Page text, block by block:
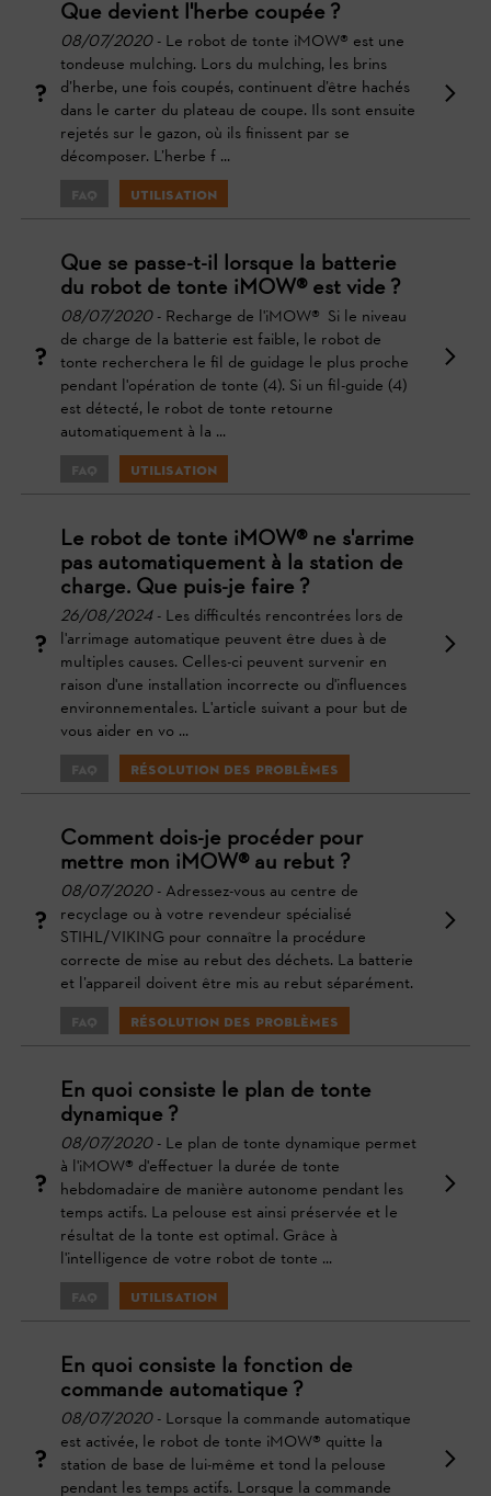
Que devient l'herbe coupée ?
08/07/2020- Le robot de tonte iMOW® est une
tondeuse mulching. Lors du mulching, les brins
d’herbe, une fois coupés, continuent d’être hachés
dans le carter du plateau de coupe. Ils sont ensuite
rejetés sur le gazon, où ils finissent par se
décomposer. L’herbe f ...
FAQ Utilisation
Que se passe-t-il lorsque la batterie
du robot de tonte iMOW® est vide ?
08/07/2020- Recharge de l'iMOW® Si le niveau
de charge de la batterie est faible, le robot de
tonte recherchera le fil de guidage le plus proche
pendant l'opération de tonte (4). Si un fil-guide (4)
est détecté, le robot de tonte retourne
automatiquement à la ...
FAQ Utilisation
Le robot de tonte iMOW® ne s'arrime
pas automatiquement à la station de
charge. Que puis-je faire ?
26/08/2024- Les difficultés rencontrées lors de
l'arrimage automatique peuvent être dues à de
multiples causes. Celles-ci peuvent survenir en
raison d'une installation incorrecte ou d'influences
environnementales. L'article suivant a pour but de
vous aider en vo ...
FAQ Résolution des problèmes
Comment dois-je procéder pour
mettre mon iMOW® au rebut ?
08/07/2020- Adressez-vous au centre de
recyclage ou à votre revendeur spécialisé
STIHL/VIKING pour connaître la procédure
correcte de mise au rebut des déchets. La batterie
et l’appareil doivent être mis au rebut séparément.
FAQ Résolution des problèmes
En quoi consiste le plan de tonte
dynamique ?
08/07/2020- Le plan de tonte dynamique permet
à l'iMOW® d'effectuer la durée de tonte
hebdomadaire de manière autonome pendant les
temps actifs. La pelouse est ainsi préservée et le
résultat de la tonte est optimal. Grâce à
l'intelligence de votre robot de tonte ...
FAQ Utilisation
En quoi consiste la fonction de
commande automatique ?
08/07/2020- Lorsque la commande automatique
est activée, le robot de tonte iMOW® quitte la
station de base de lui-même et tond la pelouse
pendant les temps actifs. Lorsque la commande